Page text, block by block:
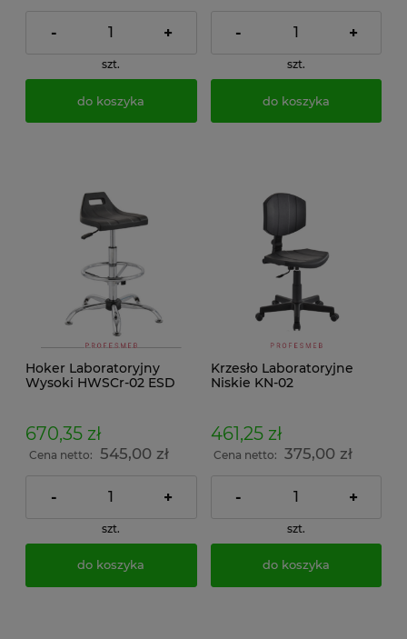
- +
szt.
do koszyka
- +
szt.
do koszyka
Hoker Laboratoryjny
Wysoki HWSCr-02 ESD
670,35 zł
Cena netto: 545,00 zł
- +
szt.
do koszyka
Krzesło Laboratoryjne
Niskie KN-02
461,25 zł
Cena netto: 375,00 zł
- +
szt.
do koszyka